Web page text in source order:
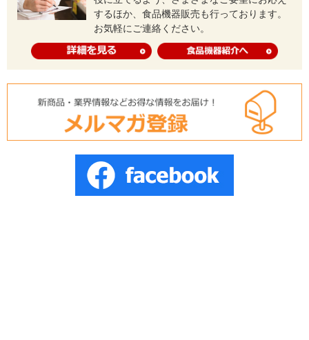
するほか、食品機器販売も行っております。
お気軽にご連絡ください。